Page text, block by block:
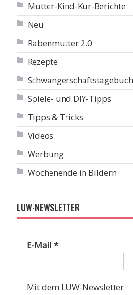
Mutter-Kind-Kur-Berichte
Neu
Rabenmutter 2.0
Rezepte
Schwangerschaftstagebuch
Spiele- und DIY-Tipps
Tipps & Tricks
Videos
Werbung
Wochenende in Bildern
LUW-NEWSLETTER
E-Mail*
Mit dem LUW-Newsletter